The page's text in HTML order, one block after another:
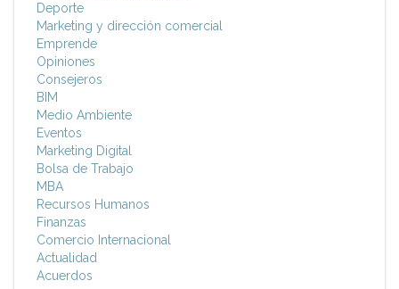
Deporte
Marketing y dirección comercial
Emprende
Opiniones
Consejeros
BIM
Medio Ambiente
Eventos
Marketing Digital
Bolsa de Trabajo
MBA
Recursos Humanos
Finanzas
Comercio Internacional
Actualidad
Acuerdos